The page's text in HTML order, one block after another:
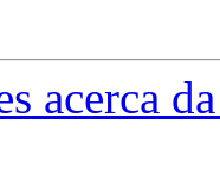
acerca